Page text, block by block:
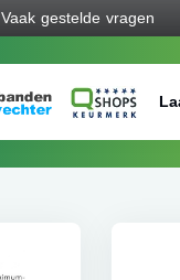
Vaak gestelde vragen